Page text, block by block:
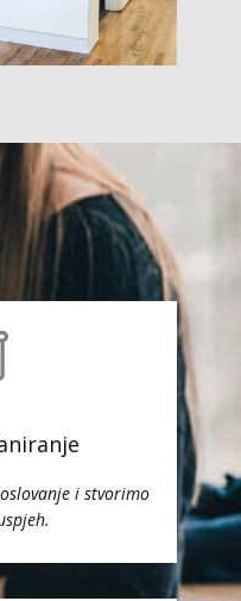
i stvorimo